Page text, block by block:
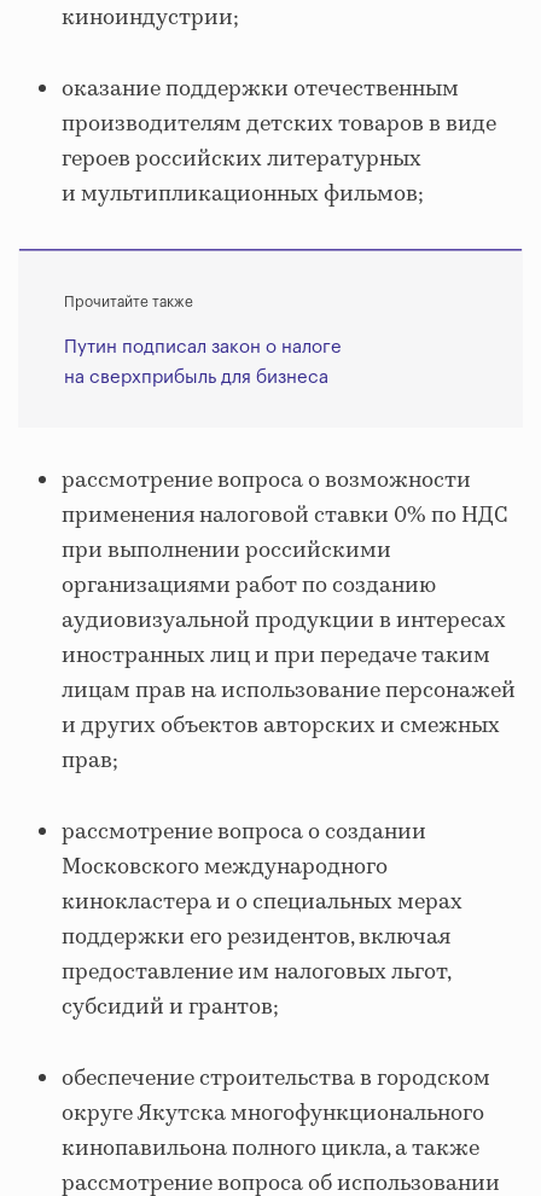
киноиндустрии;
оказание поддержки отечественным
производителям детских товаров в виде
героев российских литературных
и мультипликационных фильмов;
Прочитайте также
Путин подписал закон о налоге
на сверхприбыль для бизнеса
рассмотрение вопроса о возможности
применения налоговой ставки 0% по НДС
при выполнении российскими
организациями работ по созданию
аудиовизуальной продукции в интересах
иностранных лиц и при передаче таким
лицам прав на использование персонажей
и других объектов авторских и смежных
прав;
рассмотрение вопроса о создании
Московского международного
кинокластера и о специальных мерах
поддержки его резидентов, включая
предоставление им налоговых льгот,
субсидий и грантов;
обеспечение строительства в городском
округе Якутска многофункционального
кинопавильона полного цикла, а также
рассмотрение вопроса об использовании